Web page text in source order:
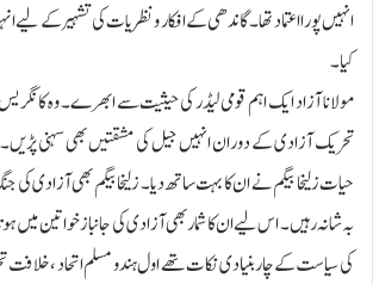
انہیں پورا اعتماد تھا۔ گاندھی کے افکار و نظریات کی تشہیر کے
کیا۔
مولانا آزاد ایک اہم قومی لیڈر کی حیثیت سے ابھرے۔ وہ
تحریک آزادی کے دوران انہیں جیل کی مشقتیں بھی سہنی
حیات زلیخا بیگم نے ان کا بہت ساتھ دیا۔ زلیخا بیگم بھی آزادی کی
بہ شانہ رہیں۔ اس لیے ان کا شمار بھی آزادی کی جانباز خواتین میں
کی سیاست کے چار بنیادی نکات تھے اول ہندو مسلم اتحاد ،